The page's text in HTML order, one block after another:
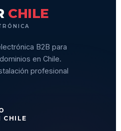
CHILE
B2B para
en Chile.
profesional
CHILE